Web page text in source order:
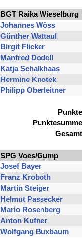
BGT Raika Wieselburg
Johannes Wöss
Günther Wattaul
Birgit Flicker
Manfred Dodell
Katja Schalkhaas
Hermine Knotek
Philipp Oberleitner
Punkte
Punktesumme
Gesamt
SPG Voes/Gump
Josef Bayer
Franz Kroboth
Martin Steiger
Helmut Passecker
Mario Rosenberg
Anton Kufner
Wolfgang Buxbaum